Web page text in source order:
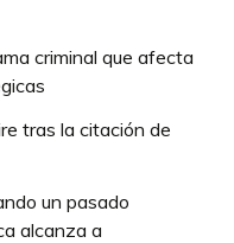
criminal que afecta
tras la citación de
un pasado
alcanza a